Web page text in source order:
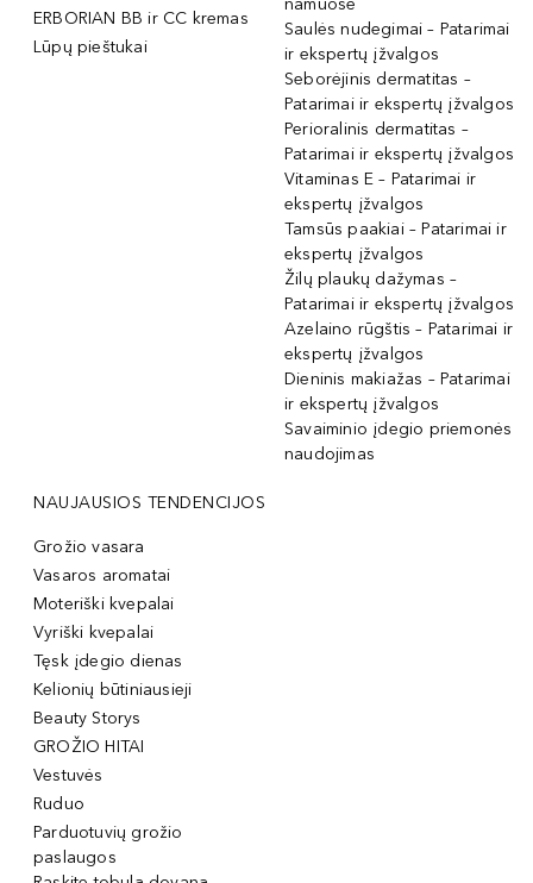
ERBORIAN BB ir CC kremas
Lūpų pieštukai
namuose
Saulės nudegimai – Patarimai
ir ekspertų įžvalgos
Seborėjinis dermatitas –
Patarimai ir ekspertų įžvalgos
Perioralinis dermatitas –
Patarimai ir ekspertų įžvalgos
Vitaminas E – Patarimai ir
ekspertų įžvalgos
Tamsūs paakiai – Patarimai ir
ekspertų įžvalgos
Žilų plaukų dažymas –
Patarimai ir ekspertų įžvalgos
Azelaino rūgštis – Patarimai ir
ekspertų įžvalgos
Dieninis makiažas – Patarimai
ir ekspertų įžvalgos
Savaiminio įdegio priemonės
naudojimas
NAUJAUSIOS TENDENCIJOS
Grožio vasara
Vasaros aromatai
Moteriški kvepalai
Vyriški kvepalai
Tęsk įdegio dienas
Kelionių būtiniausieji
Beauty Storys
GROŽIO HITAI
Vestuvės
Ruduo
Parduotuvių grožio
paslaugos